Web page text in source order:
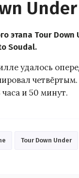
этапа Tour Down
Soudal.
удалось
и 50 минут.
Tour Down Under